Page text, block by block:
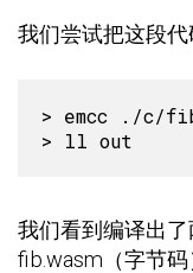
我们尝试把这段代
> emcc ./c/
我们看到编译出了
fib.wasm（字节码